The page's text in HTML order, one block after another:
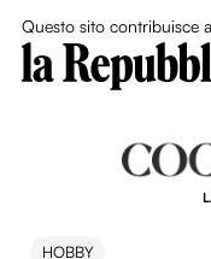
Questo sito contribuisce
HOBBY